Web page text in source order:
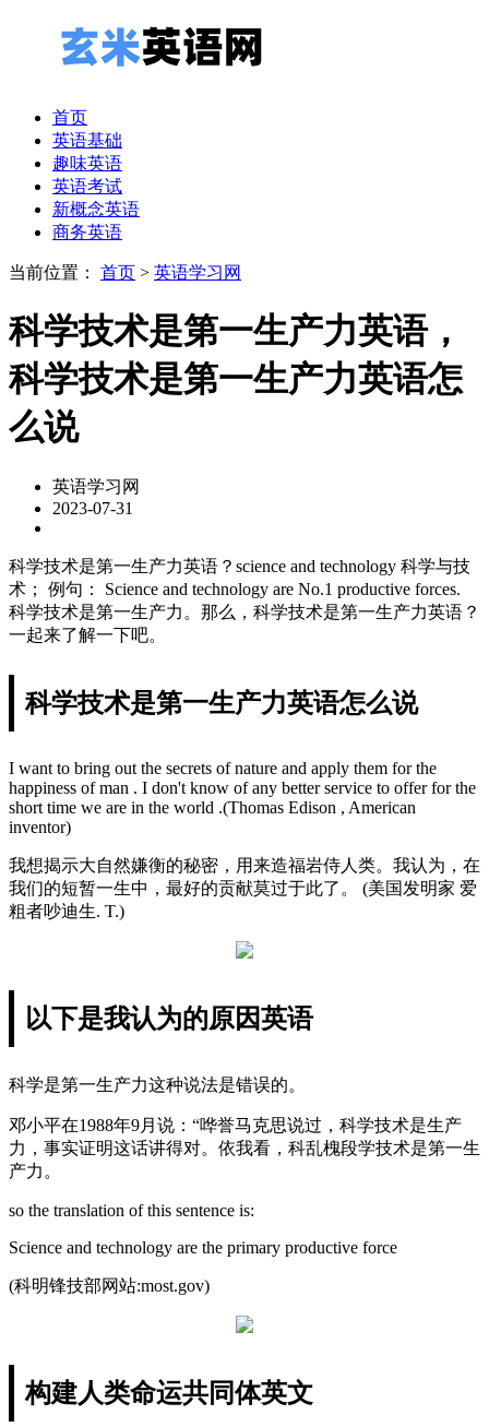
首页
英语基础
趣味英语
英语考试
新概念英语
商务英语
当前位置： 首页 > 英语学习网
科学技术是第一生产力英语，
科学技术是第一生产力英语怎
么说
英语学习网
2023-07-31
科学技术是第一生产力英语？science and technology 科学与技
术； 例句： Science and technology are No.1 productive forces.
科学技术是第一生产力。那么，科学技术是第一生产力英语？
一起来了解一下吧。
科学技术是第一生产力英语怎么说
I want to bring out the secrets of nature and apply them for the
happiness of man . I don't know of any better service to offer for the
short time we are in the world .(Thomas Edison , American
inventor)
我想揭示大自然嫌衡的秘密，用来造福岩侍人类。我认为，在
我们的短暂一生中，最好的贡献莫过于此了。 (美国发明家 爱
粗者吵迪生. T.)
以下是我认为的原因英语
科学是第一生产力这种说法是错误的。
邓小平在1988年9月说：“哗誉马克思说过，科学技术是生产
力，事实证明这话讲得对。依我看，科乱槐段学技术是第一生
产力。
so the translation of this sentence is:
Science and technology are the primary productive force
(科明锋技部网站:most.gov)
构建人类命运共同体英文